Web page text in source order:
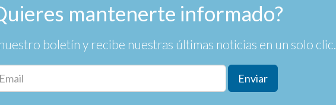
mantenerte informado?
boletín y recibe nuestras últimas noticias en un solo clic.
Enviar